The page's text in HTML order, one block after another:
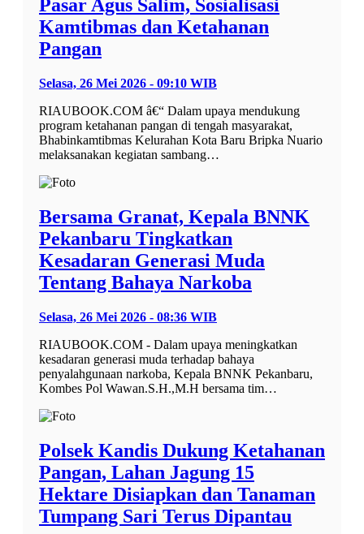
Pasar Agus Salim, Sosialisasi
Kamtibmas dan Ketahanan
Pangan
Selasa, 26 Mei 2026 - 09:10 WIB
RIAUBOOK.COM â€“ Dalam upaya mendukung
program ketahanan pangan di tengah masyarakat,
Bhabinkamtibmas Kelurahan Kota Baru Bripka Nuario
melaksanakan kegiatan sambang…
Bersama Granat, Kepala BNNK
Pekanbaru Tingkatkan
Kesadaran Generasi Muda
Tentang Bahaya Narkoba
Selasa, 26 Mei 2026 - 08:36 WIB
RIAUBOOK.COM - Dalam upaya meningkatkan
kesadaran generasi muda terhadap bahaya
penyalahgunaan narkoba, Kepala BNNK Pekanbaru,
Kombes Pol Wawan.S.H.,M.H bersama tim…
Polsek Kandis Dukung Ketahanan
Pangan, Lahan Jagung 15
Hektare Disiapkan dan Tanaman
Tumpang Sari Terus Dipantau